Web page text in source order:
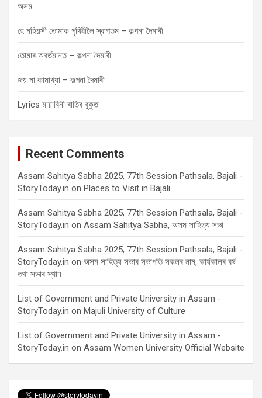
অসম
হে মহিয়সী তোমাক পৃথিৱীলৈ স্বাগতম – কল্পনা দৈমাৰী
তোমাৰ অবৰ্তমানত – কল্পনা দৈমাৰী
জয় মা কামাখ্যা – কল্পনা দৈমাৰী
Lyrics মায়াবিনী ৰাতিৰ বুকুত
Recent Comments
Assam Sahitya Sabha 2025, 77th Session Pathsala, Bajali -
StoryToday.in on Places to Visit in Bajali
Assam Sahitya Sabha 2025, 77th Session Pathsala, Bajali -
StoryToday.in on Assam Sahitya Sabha, অসম সাহিত্য সভা
Assam Sahitya Sabha 2025, 77th Session Pathsala, Bajali -
StoryToday.in on অসম সাহিত্য সভাৰ সভাপতি সকলৰ নাম, কাৰ্যকালৰ বৰ্ষ
তথা সভাৰ স্থান
List of Government and Private University in Assam -
StoryToday.in on Majuli University of Culture
List of Government and Private University in Assam -
StoryToday.in on Assam Women University Official Website